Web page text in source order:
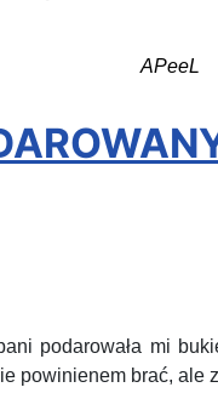
APeeL
podarowała mi
powinienem brać,